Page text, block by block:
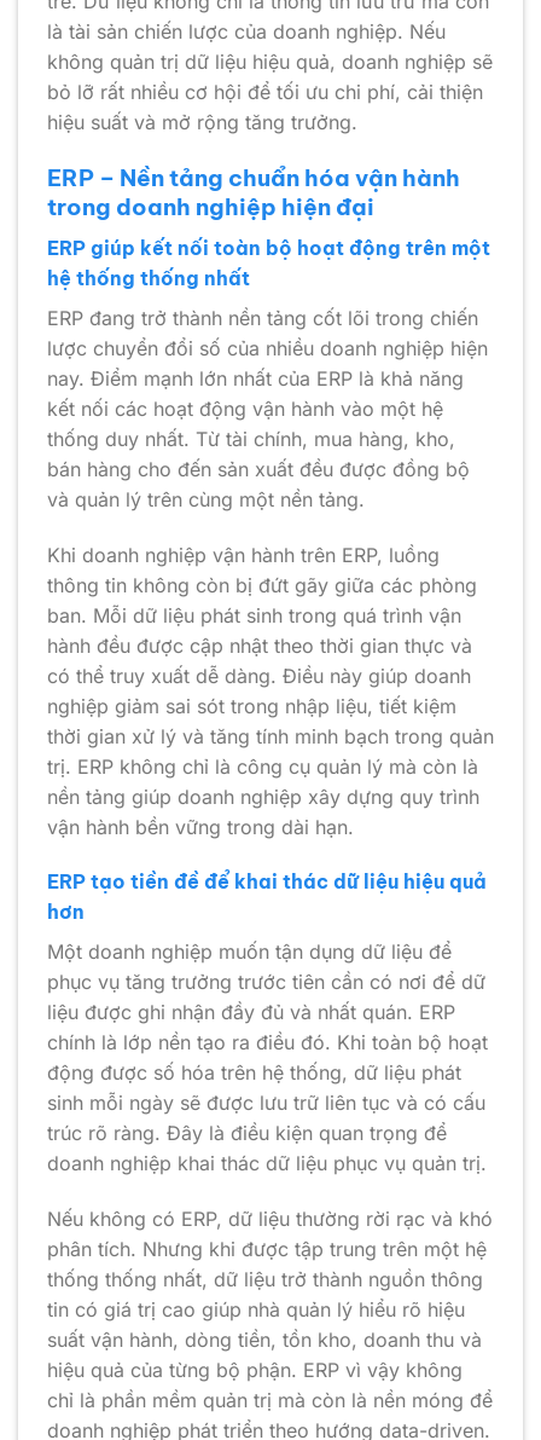
là tài sản chiến lược của doanh nghiệp. Nếu
không quản trị dữ liệu hiệu quả, doanh nghiệp sẽ
bỏ lỡ rất nhiều cơ hội để tối ưu chi phí, cải thiện
hiệu suất và mở rộng tăng trưởng.
ERP – Nền tảng chuẩn hóa vận hành
trong doanh nghiệp hiện đại
ERP giúp kết nối toàn bộ hoạt động trên một
hệ thống thống nhất
ERP đang trở thành nền tảng cốt lõi trong chiến
lược chuyển đổi số của nhiều doanh nghiệp hiện
nay. Điểm mạnh lớn nhất của ERP là khả năng
kết nối các hoạt động vận hành vào một hệ
thống duy nhất. Từ tài chính, mua hàng, kho,
bán hàng cho đến sản xuất đều được đồng bộ
và quản lý trên cùng một nền tảng.
Khi doanh nghiệp vận hành trên ERP, luồng
thông tin không còn bị đứt gãy giữa các phòng
ban. Mỗi dữ liệu phát sinh trong quá trình vận
hành đều được cập nhật theo thời gian thực và
có thể truy xuất dễ dàng. Điều này giúp doanh
nghiệp giảm sai sót trong nhập liệu, tiết kiệm
thời gian xử lý và tăng tính minh bạch trong quản
trị. ERP không chỉ là công cụ quản lý mà còn là
nền tảng giúp doanh nghiệp xây dựng quy trình
vận hành bền vững trong dài hạn.
ERP tạo tiền đề để khai thác dữ liệu hiệu quả
hơn
Một doanh nghiệp muốn tận dụng dữ liệu để
phục vụ tăng trưởng trước tiên cần có nơi để dữ
liệu được ghi nhận đầy đủ và nhất quán. ERP
chính là lớp nền tạo ra điều đó. Khi toàn bộ hoạt
động được số hóa trên hệ thống, dữ liệu phát
sinh mỗi ngày sẽ được lưu trữ liên tục và có cấu
trúc rõ ràng. Đây là điều kiện quan trọng để
doanh nghiệp khai thác dữ liệu phục vụ quản trị.
Nếu không có ERP, dữ liệu thường rời rạc và khó
phân tích. Nhưng khi được tập trung trên một hệ
thống thống nhất, dữ liệu trở thành nguồn thông
tin có giá trị cao giúp nhà quản lý hiểu rõ hiệu
suất vận hành, dòng tiền, tồn kho, doanh thu và
hiệu quả của từng bộ phận. ERP vì vậy không
chỉ là phần mềm quản trị mà còn là nền móng để
doanh nghiệp phát triển theo hướng data-driven.